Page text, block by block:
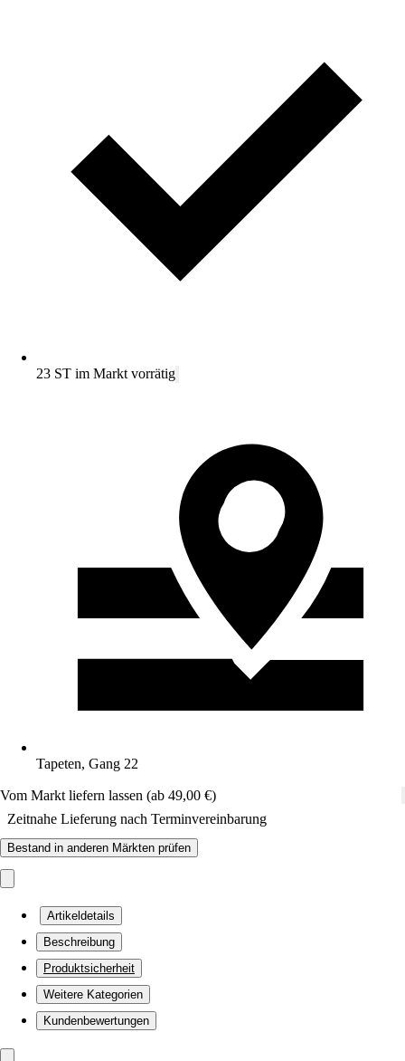
23 ST im Markt vorrätig
Tapeten, Gang 22
Vom Markt liefern lassen (ab 49,00 €)
Zeitnahe Lieferung nach Terminvereinbarung
Bestand in anderen Märkten prüfen
Artikeldetails
Beschreibung
Produktsicherheit
Weitere Kategorien
Kundenbewertungen